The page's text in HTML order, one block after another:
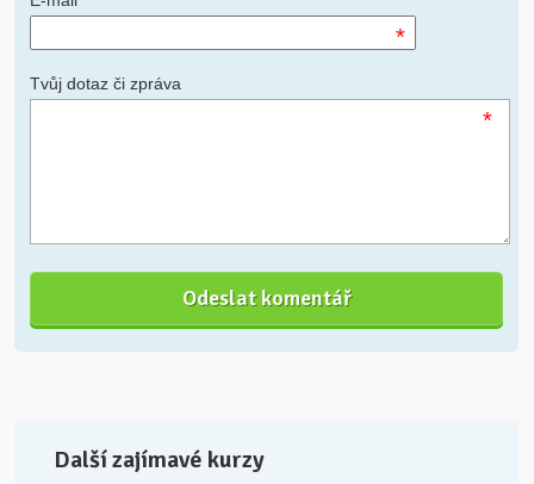
*
Tvůj dotaz či zpráva
*
Další zajímavé kurzy